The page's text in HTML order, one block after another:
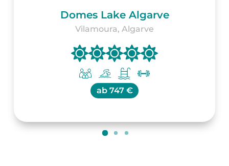
Domes Lake Algarve
Vilamoura, Algarve
ab 747 €